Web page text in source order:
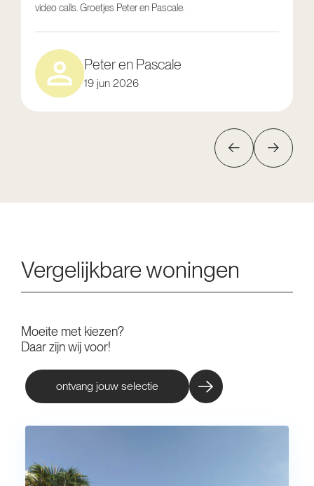
video calls. Groetjes Peter en Pascale.
Peter en Pascale
19 jun 2026
Vergelijkbare woningen
Moeite met kiezen?
Daar zijn wij voor!
ontvang jouw selectie